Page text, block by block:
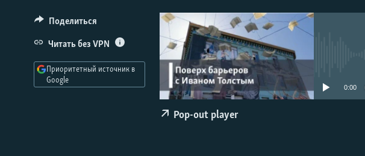
Вернутся
КАВКАЗ.РЕАЛИИ
СЕВЕР.РЕАЛИИ
СИБИРЬ.РЕАЛИИ
РАСПИСАНИЕ ВЕЩАНИЯ
0:00
Pop-out player
Поделиться
Читать без VPN
Приоритетный источник в
Google